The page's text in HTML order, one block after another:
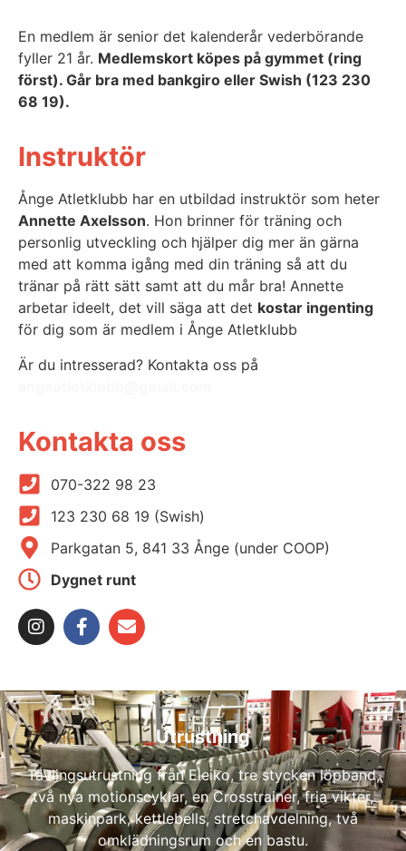
En medlem är senior det kalenderår vederbörande
fyller 21 år. Medlemskort köpes på gymmet (ring
först). Går bra med bankgiro eller Swish (123 230
68 19).
Instruktör
Ånge Atletklubb har en utbildad instruktör som heter
Annette Axelsson. Hon brinner för träning och
personlig utveckling och hjälper dig mer än gärna
med att komma igång med din träning så att du
tränar på rätt sätt samt att du mår bra! Annette
arbetar ideelt, det vill säga att det kostar ingenting
för dig som är medlem i Ånge Atletklubb
Är du intresserad? Kontakta oss på
Kontakta oss
070-322 98 23
123 230 68 19 (Swish)
Parkgatan 5, 841 33 Ånge (under COOP)
Dygnet runt
Utrustning
Tävlingsutrustning från Eleiko, tre stycken löpband,
två nya motionscyklar, en Crosstrainer, fria vikter,
maskinpark, kettlebells, stretchavdelning, två
omklädningsrum och en bastu.